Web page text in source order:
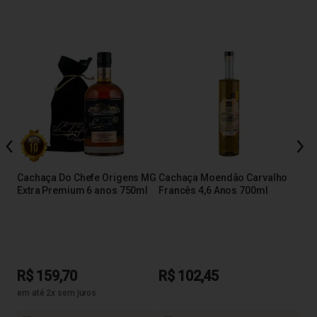
Cachaça Do Chefe Origens MG
Extra Premium 6 anos 750ml
R$ 159,70
em até 2x sem juros
Cachaça Moendão Carvalho
Francês 4,6 Anos 700ml
R$ 102,45